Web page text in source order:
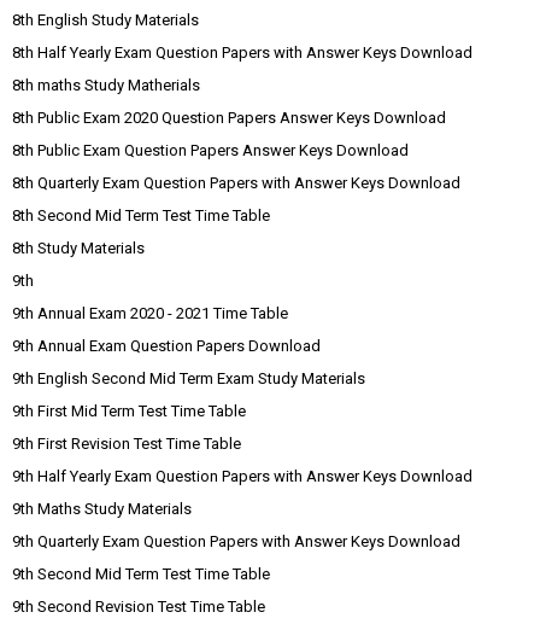
8th English Study Materials
8th Half Yearly Exam Question Papers with Answer Keys Download
8th maths Study Matherials
8th Public Exam 2020 Question Papers Answer Keys Download
8th Public Exam Question Papers Answer Keys Download
8th Quarterly Exam Question Papers with Answer Keys Download
8th Second Mid Term Test Time Table
8th Study Materials
9th
9th Annual Exam 2020 - 2021 Time Table
9th Annual Exam Question Papers Download
9th English Second Mid Term Exam Study Materials
9th First Mid Term Test Time Table
9th First Revision Test Time Table
9th Half Yearly Exam Question Papers with Answer Keys Download
9th Maths Study Materials
9th Quarterly Exam Question Papers with Answer Keys Download
9th Second Mid Term Test Time Table
9th Second Revision Test Time Table